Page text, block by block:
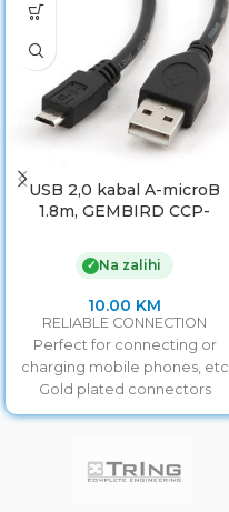
USB 2,0 kabal A-microB
1.8m, GEMBIRD CCP-
✓ Na zalihi
10.00 KM
RELIABLE CONNECTION
Perfect for connecting or
charging mobile phones, etc
Gold plated connectors